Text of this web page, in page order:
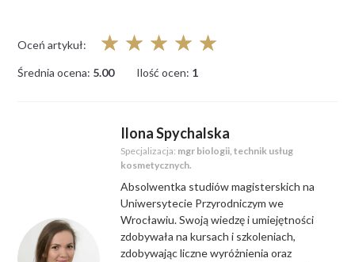
Oceń artykuł: ☆ ☆ ☆ ☆ ☆
Średnia ocena: 5.00 Ilość ocen: 1
Ilona Spychalska
Specjalizacja: mgr biologii, technik usług
kosmetycznych.
Absolwentka studiów magisterskich na
Uniwersytecie Przyrodniczym we
Wrocławiu. Swoją wiedzę i umiejętności
zdobywała na kursach i szkoleniach,
zdobywając liczne wyróżnienia oraz